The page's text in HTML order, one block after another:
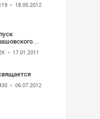
• 18.05.2012
1973
• 17.01.2011
• 06.07.2012